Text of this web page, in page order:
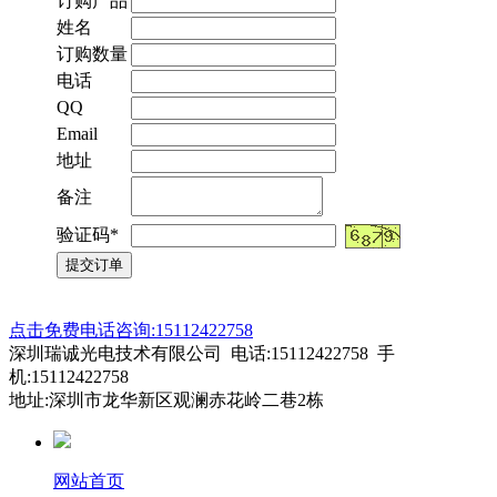
姓名
订购数量
电话
QQ
Email
地址
备注
验证码*
点击免费电话咨询:15112422758
深圳瑞诚光电技术有限公司 电话:15112422758 手
机:15112422758
地址:深圳市龙华新区观澜赤花岭二巷2栋
网站首页